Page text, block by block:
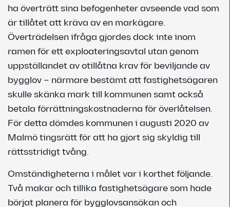
ha överträtt sina befogenheter avseende vad som
är tillåtet att kräva av en markägare.
Överträdelsen ifråga gjordes dock inte inom
ramen för ett exploateringsavtal utan genom
uppställandet av otillåtna krav för beviljande av
bygglov – närmare bestämt att fastighetsägaren
skulle skänka mark till kommunen samt också
betala förrättningskostnaderna för överlåtelsen.
För detta dömdes kommunen i augusti 2020 av
Malmö tingsrätt för att ha gjort sig skyldig till
rättsstridigt tvång.
Omständigheterna i målet var i korthet följande.
Två makar och tillika fastighetsägare som hade
börjat planera för bygglovsansökan och